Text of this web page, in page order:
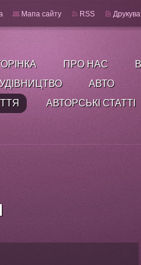
ПРО НАС
АВТО
АВТОРСЬКІ СТАТТІ
Мапа сайту RSS